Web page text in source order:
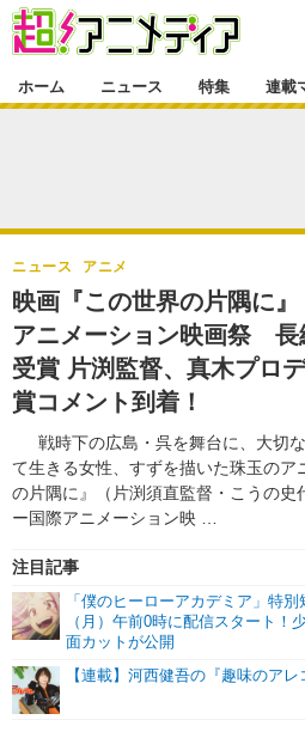
ゲーム・アプリ
グッズ
声優
特集一覧
ラキりす
連載マンガ
連載マンガ一覧
番組・動画
番組・動画一覧
動画
連載・ブログ
連載・ブログ一覧
編集部ブログ・お知らせ
ホーム ニュース 特集 連載
映画『この世界の片隅に
アニメーション映画祭
受賞 片渕監督、真木プロ
賞コメント到着！
戦時下の広島・呉を舞台に、大切
て生きる女性、すずを描いた珠玉のア
の片隅に』（片渕須直監督・こうの史
ー国際アニメーション映 …
ニュース アニメ
注目記事
「僕のヒーローアカデミア」特
（月）午前0時に配信スタート！
面カットが公開
【連載】河西健吾の『趣味のアレ